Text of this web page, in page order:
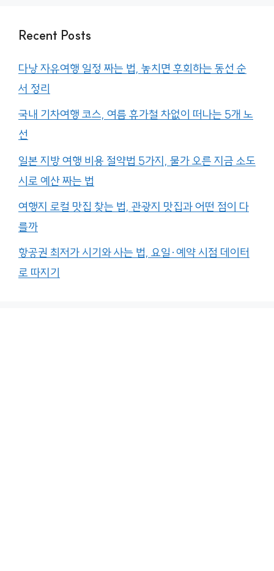
Recent Posts
다낭 자유여행 일정 짜는 법, 놓치면 후회하는 동선 순
서 정리
국내 기차여행 코스, 여름 휴가철 차없이 떠나는 5개 노
선
일본 지방 여행 비용 절약법 5가지, 물가 오른 지금 소도
시로 예산 짜는 법
여행지 로컬 맛집 찾는 법, 관광지 맛집과 어떤 점이 다
를까
항공권 최저가 시기와 사는 법, 요일·예약 시점 데이터
로 따지기